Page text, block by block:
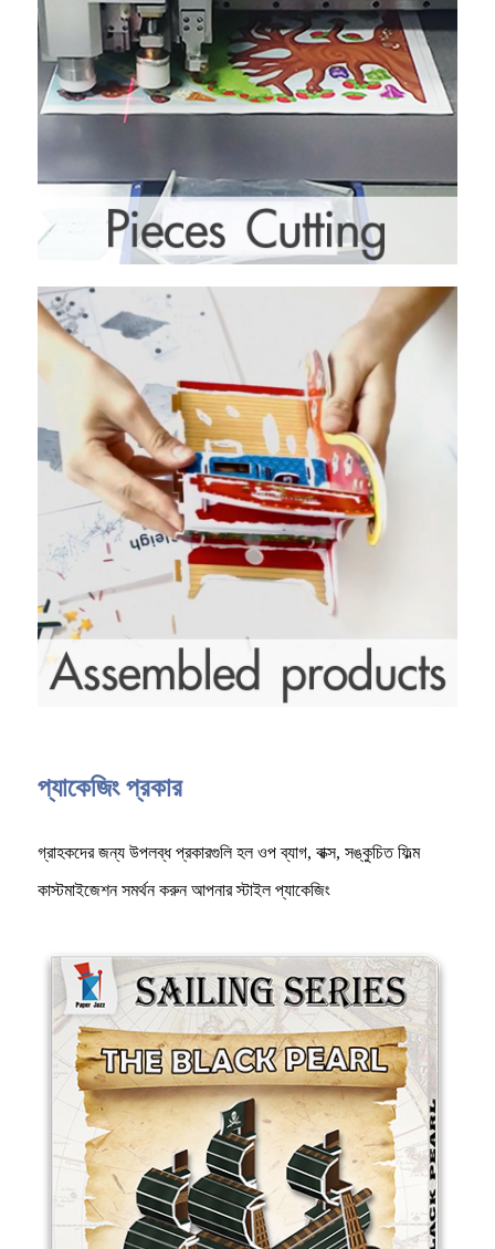
প্যাকেজিং প্রকার
গ্রাহকদের জন্য উপলব্ধ প্রকারগুলি হল ওপ ব্যাগ, বাক্স, সঙ্কুচিত ফিল্ম
কাস্টমাইজেশন সমর্থন করুন আপনার স্টাইল প্যাকেজিং